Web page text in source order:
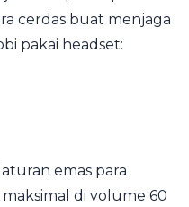
cerdas buat menjaga
pakai headset:
emas para
di volume 60